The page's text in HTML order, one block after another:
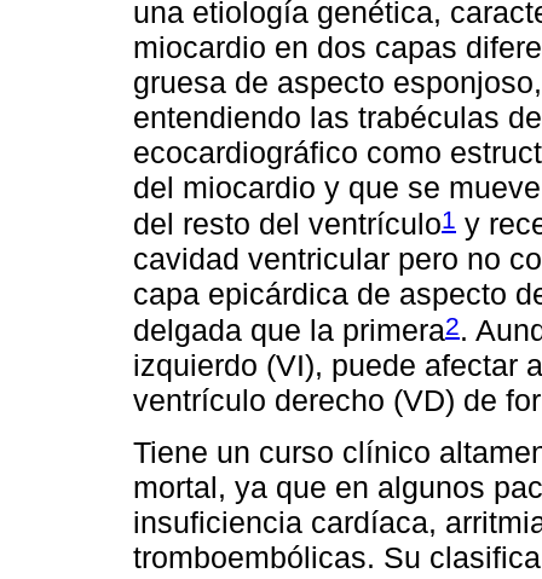
una etiología genética,
miocardio en dos capas
gruesa de aspecto
entendiendo las trabéculas
ecocardiográfico como
del miocardio y que se
del resto del ventrículo1 y
cavidad ventricular pero no
capa epicárdica de aspecto
delgada que la primera2.
izquierdo (VI), puede afectar
ventrículo derecho (VD) de
Tiene un curso clínico
mortal, ya que en algunos
insuficiencia cardíaca,
tromboembólicas. Su